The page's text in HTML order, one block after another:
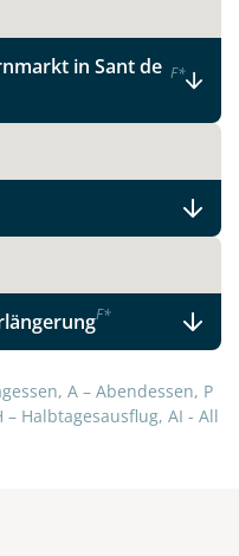
in Sant de F*
F*
A – Abendessen, P
– Halbtagesausflug, AI - All